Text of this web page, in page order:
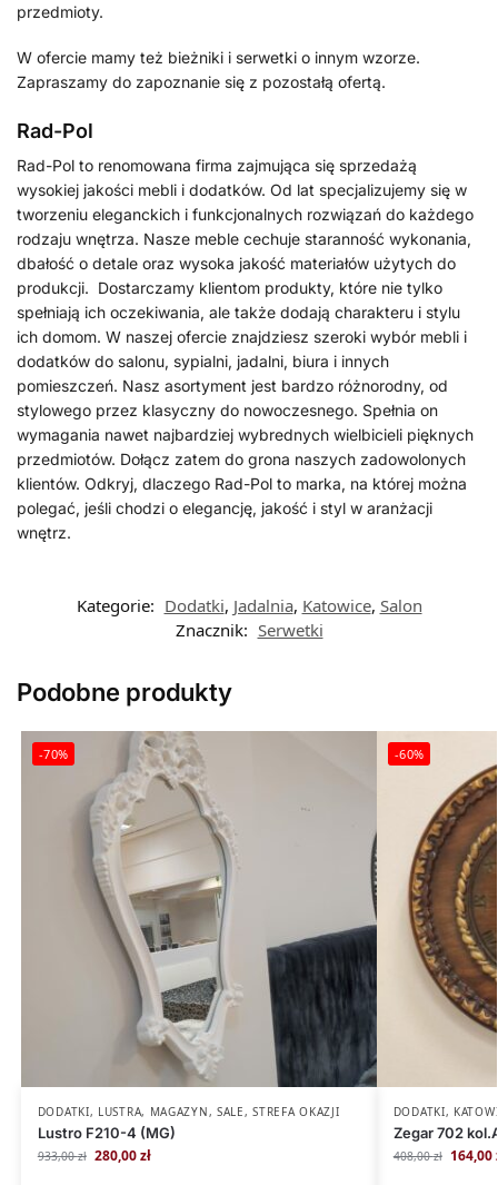
przedmioty.
W ofercie mamy też bieżniki i serwetki o innym wzorze.
Zapraszamy do zapoznanie się z pozostałą ofertą.
Rad-Pol
Rad-Pol to renomowana firma zajmująca się sprzedażą
wysokiej jakości mebli i dodatków. Od lat specjalizujemy się w
tworzeniu eleganckich i funkcjonalnych rozwiązań do każdego
rodzaju wnętrza. Nasze meble cechuje staranność wykonania,
dbałość o detale oraz wysoka jakość materiałów użytych do
produkcji. Dostarczamy klientom produkty, które nie tylko
spełniają ich oczekiwania, ale także dodają charakteru i stylu
ich domom. W naszej ofercie znajdziesz szeroki wybór mebli i
dodatków do salonu, sypialni, jadalni, biura i innych
pomieszczeń. Nasz asortyment jest bardzo różnorodny, od
stylowego przez klasyczny do nowoczesnego. Spełnia on
wymagania nawet najbardziej wybrednych wielbicieli pięknych
przedmiotów. Dołącz zatem do grona naszych zadowolonych
klientów. Odkryj, dlaczego Rad-Pol to marka, na której można
polegać, jeśli chodzi o elegancję, jakość i styl w aranżacji
wnętrz.
Kategorie: Dodatki, Jadalnia, Katowice, Salon
Znacznik: Serwetki
Podobne produkty
-70%
DODATKI, LUSTRA, MAGAZYN, SALE,STREFA OKAZJI
Lustro F210-4 (MG)
933,00zł 280,00zł
-60%
DODATKI,
Zegar 702
408,00zł 164,00